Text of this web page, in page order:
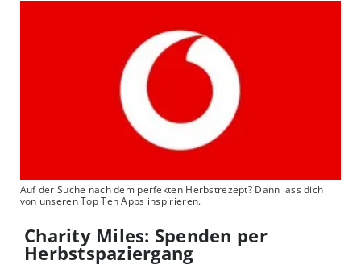
Auf der Suche nach dem perfekten Herbstrezept? Dann lass dich
von unseren Top Ten Apps inspirieren.
Charity Miles: Spenden per
Herbstspaziergang